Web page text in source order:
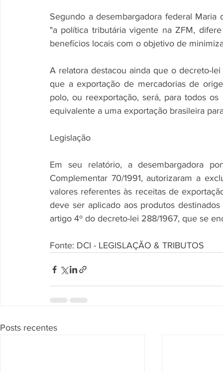
Segundo a desembargadora federal Maria
"a política tributária vigente na ZFM,
benefícios locais com o objetivo de
A relatora destacou ainda que o decreto-
que a exportação de mercadorias de
polo, ou reexportação, será, para todos
equivalente a uma exportação brasileira
Legislação
Em seu relatório, a desembargadora
Complementar 70/1991, autorizaram a
valores referentes às receitas de
deve ser aplicado aos produtos
artigo 4º do decreto-lei 288/1967, que se
Fonte: DCI - LEGISLAÇÃO & TRIBUTOS
Posts recentes